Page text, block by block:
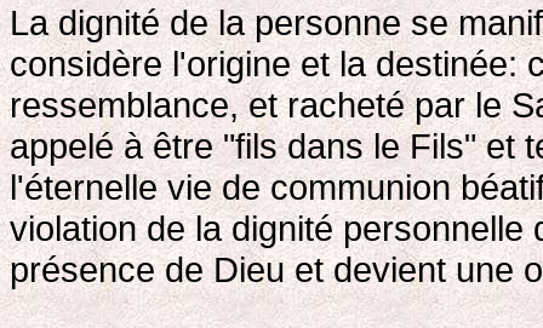
La dignité de la personne se
considère l'origine et la destinée:
ressemblance, et racheté par le
appelé à être "fils dans le Fils" et
l'éternelle vie de communion
violation de la dignité
présence de Dieu et devient une